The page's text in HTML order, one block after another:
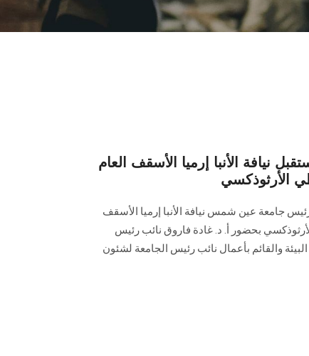
الأنبا إرميا الأسقف العام
الأرثوذكسي
جامعة عين شمس نيافة الأنبا إرميا الأسقف
بحضور أ. د. غادة فاروق نائب رئيس
والقائم بأعمال نائب رئيس الجامعة لشئون